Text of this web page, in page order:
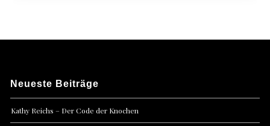
Neueste Beiträge
Kathy Reichs – Der Code der Knochen